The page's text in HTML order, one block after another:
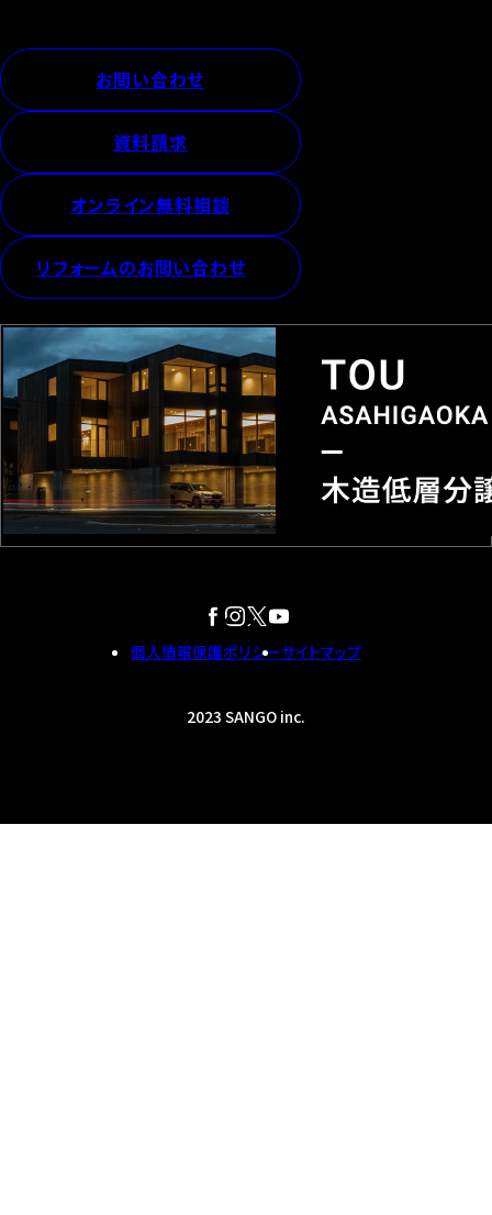
お問い合わせ
資料請求
オンライン無料相談
リフォームのお問い合わせ
個人情報保護ポリシーサイトマップ
2023 SANGO inc.